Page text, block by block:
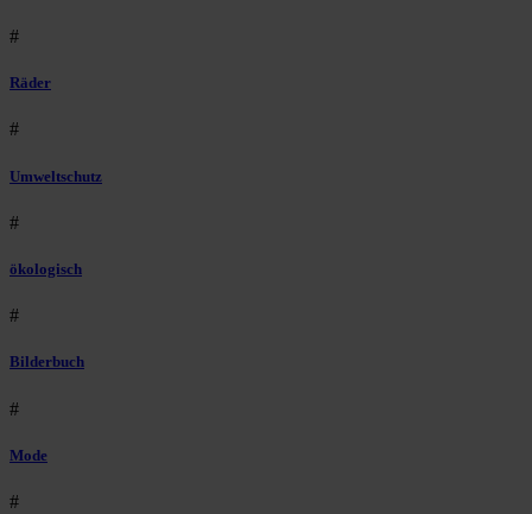
#
Räder
#
Umweltschutz
#
ökologisch
#
Bilderbuch
#
Mode
#